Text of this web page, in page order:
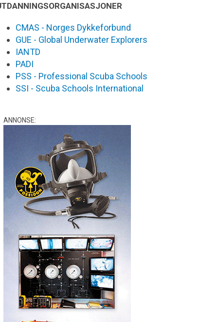
CMAS - Norges Dykkeforbund
GUE - Global Underwater Explorers
IANTD
PADI
PSS - Professional Scuba Schools
SSI - Scuba Schools International
ANNONSE: